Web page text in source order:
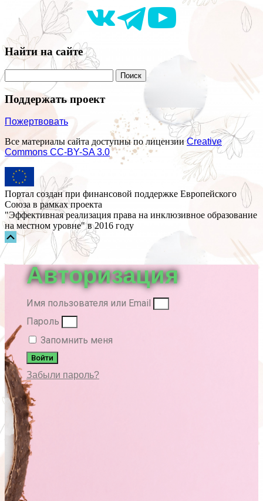
Найти на сайте
Поддержать проект
Пожертвовать
Все материалы сайта доступны по лицензииCreative
Commons СС-BY-SA 3.0
Портал создан при финансовой поддержке Европейского
Союза в рамках проекта
"Эффективная реализация права на инклюзивное образование
на местном уровне" в 2016 году
Прокрутка
вверх
Авторизация
Имя пользователя или Email
Пароль
Запомнить меня
Войти
Забыли пароль?